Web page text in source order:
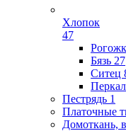
Хлопок
47
Бязь 27
Ситец
Пестрядь 1
Платочные
Домоткань,